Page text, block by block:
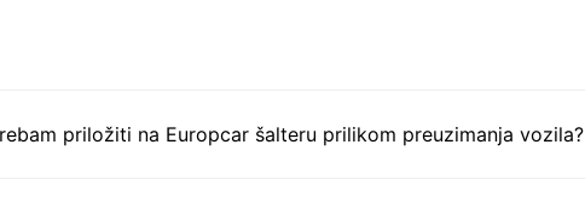
priložiti na Europcar šalteru prilikom preuzimanja vozila?